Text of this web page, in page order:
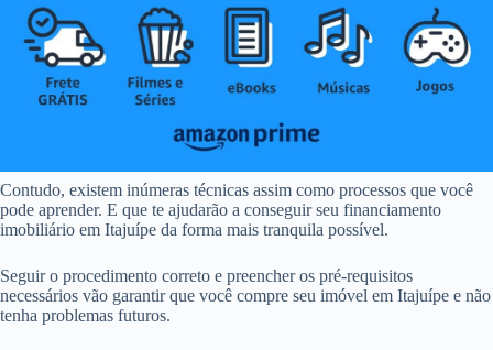
Contudo, existem inúmeras técnicas assim como processos que você
pode aprender. E que te ajudarão a conseguir seu financiamento
imobiliário em Itajuípe da forma mais tranquila possível.
Seguir o procedimento correto e preencher os pré-requisitos
necessários vão garantir que você compre seu imóvel em Itajuípe e não
tenha problemas futuros.